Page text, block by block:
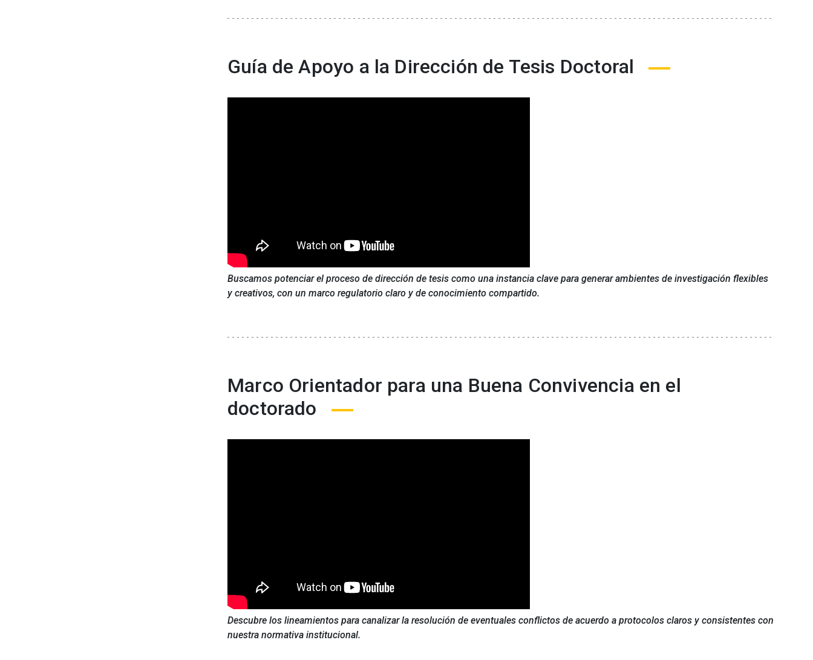
Guía de Apoyo a la Dirección de Tesis Doctoral
Buscamos potenciar el proceso de dirección de tesis como una instancia clave para generar ambientes de investigación flexibles
y creativos, con un marco regulatorio claro y de conocimiento compartido.
Marco Orientador para una Buena Convivencia en el
doctorado
Descubre los lineamientos para canalizar la resolución de eventuales conflictos de acuerdo a protocolos claros y consistentes con
nuestra normativa institucional.